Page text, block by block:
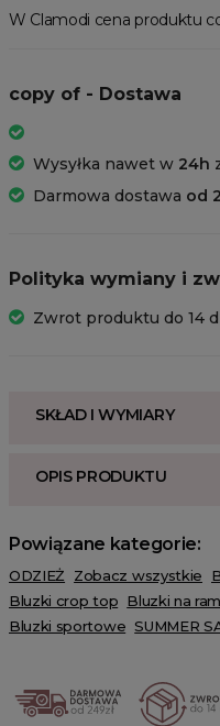
W Clamodi cena produktu
copy of - Dostawa
Wysyłka nawet w 24h
Darmowa dostawa od
Polityka wymiany i
Zwrot produktu do 14
SKŁAD I WYMIARY
OPIS PRODUKTU
Powiązane kategorie:
ODZIEŻ Zobacz wszystkie
Bluzki crop top Bluzki na
Bluzki sportowe SUMMER